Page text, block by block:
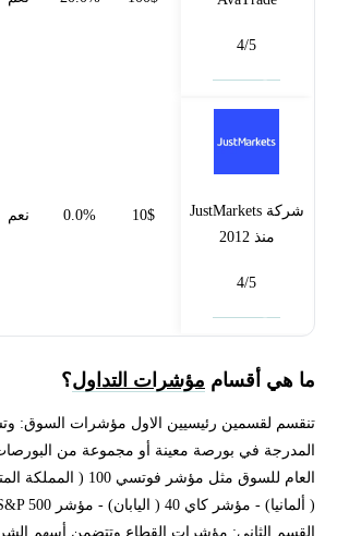
4/5
شركة JustMarkets
منذ 2012
4/5
10$
0.0% نعم
ما هي أقسام مؤشرات التداول؟
تنقسم لقسمين رئيسيين الاول مؤشرات السوق:
المدرجة في بورصة معينة أو مجموعة من
العام للسوق مثل مؤشر
القسم الثاني: مؤشرات القطاع وتتضمن أسهم